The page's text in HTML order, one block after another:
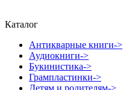
Каталог
Антикварные книги->
Аудиокниги->
Букинистика->
Грампластинки->
Детям и родителям->